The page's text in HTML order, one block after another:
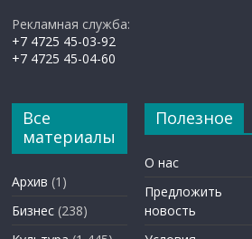
Рекламная служба:
+7 4725 45-03-92
+7 4725 45-04-60
Все
материалы
Архив (1)
Бизнес (238)
Полезное
О нас
Предложить
новость